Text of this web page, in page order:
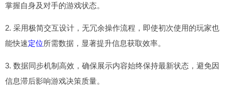
掌握自身及对手的游戏状态。
2. 采用极简交互设计，无冗余操作流程，即使初次使用的玩家也
能快速定位所需数据，显著提升信息获取效率。
3. 数据同步机制高效，确保展示内容始终保持最新状态，避免因
信息滞后影响游戏决策质量。